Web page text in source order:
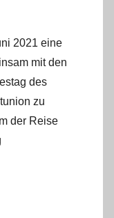
2021 eine
mit den
des
zu
der Reise